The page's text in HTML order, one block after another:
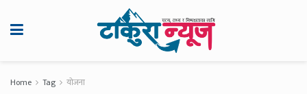
Home Tag योजना